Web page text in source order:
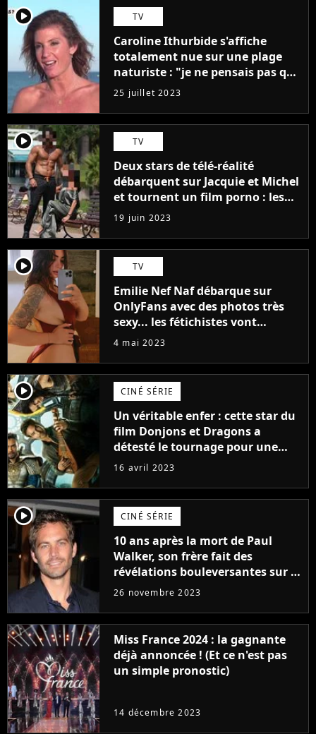
player2 TV
Caroline Ithurbide s'affiche
totalement nue sur une plage
naturiste : "je ne pensais pas que
j'arriverais à le faire..."
25 juillet 2023
player2 TV
Deux stars de télé-réalité
débarquent sur Jacquie et Michel
et tournent un film porno : les
premières images du tournage
(exclu)
19 juin 2023
player2 TV
Emilie Nef Naf débarque sur
OnlyFans avec des photos très
sexy... les fétichistes vont
prendre leur pied !
4 mai 2023
player2 CINÉ SÉRIE
Un véritable enfer : cette star du
film Donjons et Dragons a
détesté le tournage pour une
raison très spéciale
16 avril 2023
player2 CINÉ SÉRIE
10 ans après la mort de Paul
Walker, son frère fait des
révélations bouleversantes sur la
réaction des acteurs de Fast and
26 novembre 2023
Miss France 2024 : la gagnante
déjà annoncée ! (Et ce n'est pas
un simple pronostic)
14 décembre 2023